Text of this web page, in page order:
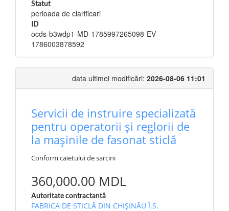
Statut
perioada de clarificari
ID
ocds-b3wdp1-MD-1785997265098-EV-
1786003878592
data ultimei modificări: 2026-08-06 11:01
Servicii de instruire specializată
pentru operatorii și reglorii de
la mașinile de fasonat sticlă
Conform caietului de sarcini
360,000.00 MDL
Autoritate contractantă
FABRICA DE STICLĂ DIN CHIŞINĂU Î.S.